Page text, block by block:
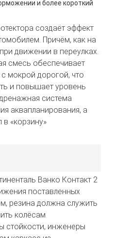
и более короткий
создаёт эффект
Причём, как на
движении в переулках.
смесь обеспечивает
мокрой дорогой, что
и повышает уровень
система
аквапланирования, а
в «корзину»
Ванко Контакт 2
поставленных
резина должна служить
колёсам
стойкости, инженеры